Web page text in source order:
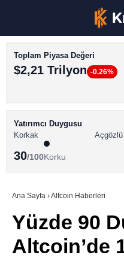
BİTCOİN HABERLERİ
ALTCOİN HABERLERİ
SÖZLÜK
Toplam Piyasa Değeri
$2,21 Trilyon -0.26%
Yatırımcı Duygusu
Korkak
Açgözlü
30/100Korku
Ana Sayfa ›Altcoin Haberleri
Yüzde 90
Altcoin’de